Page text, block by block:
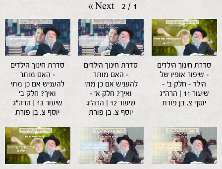
1
/
2
Next
»
סדרת חינוך הילדים
– האם מותר
להעניש אם כן מתי
ואיך? חלק ב'
שיעור 13 | הרה"ג
יוסף צ. בן פורת
סדרת חינוך הילדים
– האם מותר
להעניש אם כן מתי
ואיך? חלק א' –
שיעור 12 | הרה"ג
יוסף צ. בן פורת
סדרת חינוך הילדים
– שיפור אופיו של
הילד – חלק ב' –
שיעור 11 | הרה"ג
יוסף צ. בן פורת